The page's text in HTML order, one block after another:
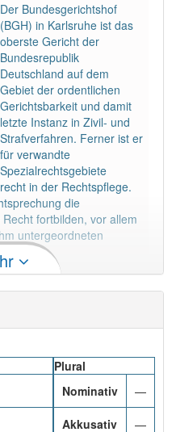
mit einem anderen
haben den Artikel
Der Bundesgerichtshof
(BGH) in Karlsruhe ist das
oberste Gericht der
Bundesrepublik
Deutschland auf dem
Gebiet der ordentlichen
Gerichtsbarkeit und damit
letzte Instanz in Zivil- und
Strafverfahren. Ferner ist er
für verwandte
Spezialrechtsgebiete
in der Rechtspflege.
die
fortbilden, vor allem
untergeordneten
dem
von zwei
wobei ein Senat
ist. Mehr lesen
Plural
Nominativ
—
Akkusativ —